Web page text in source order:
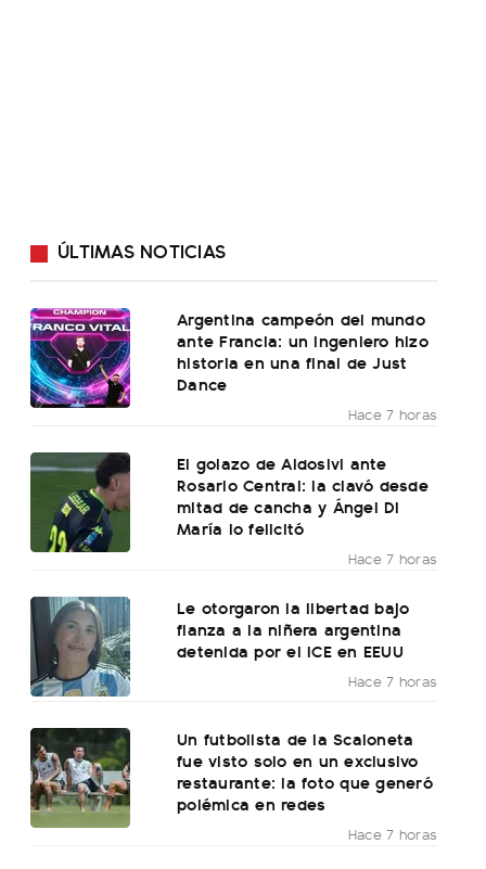
ÚLTIMAS NOTICIAS
Argentina campeón del mundo
ante Francia: un ingeniero hizo
historia en una final de Just
Dance
Hace 7 horas
El golazo de Aldosivi ante
Rosario Central: la clavó desde
mitad de cancha y Ángel Di
María lo felicitó
Hace 7 horas
Le otorgaron la libertad bajo
fianza a la niñera argentina
detenida por el ICE en EEUU
Hace 7 horas
Un futbolista de la Scaloneta
fue visto solo en un exclusivo
restaurante: la foto que generó
polémica en redes
Hace 7 horas